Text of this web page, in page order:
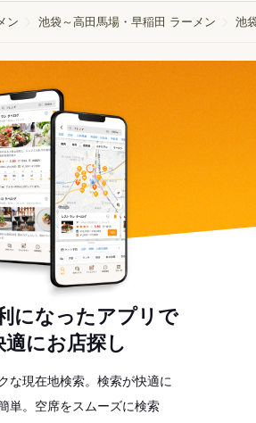
ン 池袋～高田馬場・早稲田 ラーメン 池
になったアプリで
適にお店探し
な現在地検索。検索が快適に
単。空席をスムーズに検索